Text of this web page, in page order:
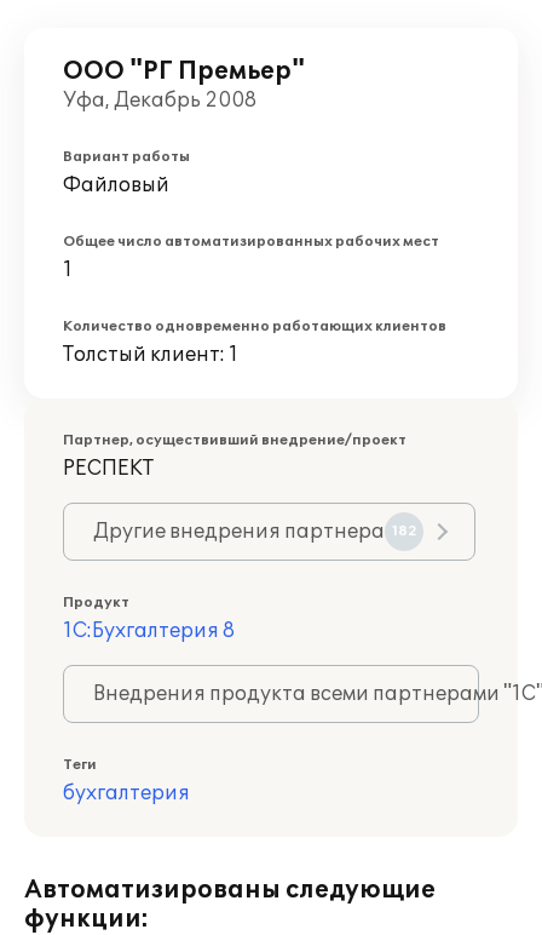
ООО "РГ Премьер"
Уфа, Декабрь 2008
Вариант работы
Файловый
Общее число автоматизированных рабочих мест
1
Количество одновременно работающих клиентов
Толстый клиент: 1
Партнер, осуществивший внедрение/проект
РЕСПЕКТ
Другие внедрения партнера 182
Продукт
1С:Бухгалтерия 8
Внедрения продукта всеми партнерами
Теги
бухгалтерия
Автоматизированы следующие
функции: